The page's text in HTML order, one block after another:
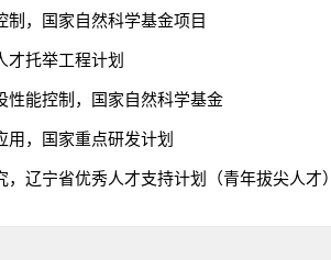
，国家自然科学基金项目
才托举工程计划
性能控制，国家自然科学基金
，国家重点研发计划
辽宁省优秀人才支持计划（青年拔尖人才）